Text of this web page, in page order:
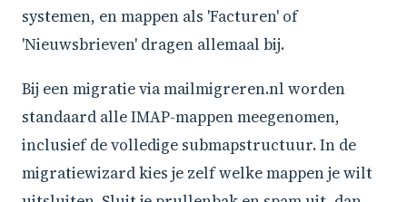
systemen, en mappen als 'Facturen' of
'Nieuwsbrieven' dragen allemaal bij.
Bij een migratie via mailmigreren.nl worden
standaard alle IMAP-mappen meegenomen,
inclusief de volledige submapstructuur. In de
migratiewizard kies je zelf welke mappen je wilt